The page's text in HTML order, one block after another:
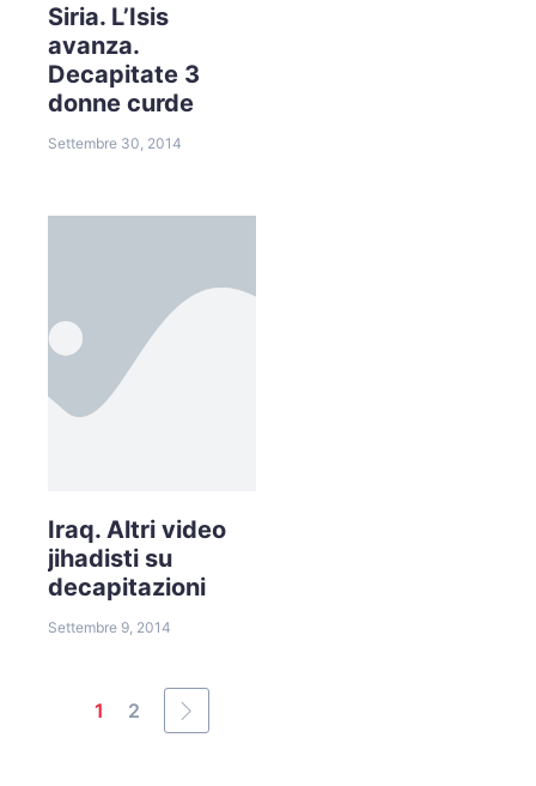
Siria. L’Isis
avanza.
Decapitate 3
donne curde
Settembre 30, 2014
Iraq. Altri video
jihadisti su
decapitazioni
Settembre 9, 2014
1 2